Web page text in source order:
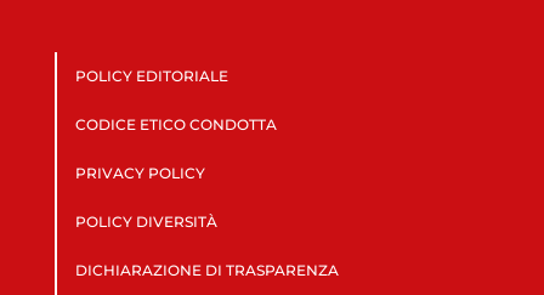
POLICY EDITORIALE
CODICE ETICO CONDOTTA
PRIVACY POLICY
POLICY DIVERSITÀ
DICHIARAZIONE DI TRASPARENZA